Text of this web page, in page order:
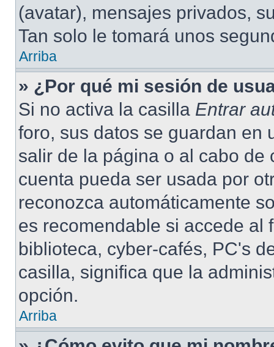
(avatar), mensajes privados,
Tan solo le tomará unos
Arriba
» ¿Por qué mi sesión de
Si no activa la casilla Entrar
foro, sus datos se guardan en
salir de la página o al cabo de
cuenta pueda ser usada por
reconozca automáticamente
es recomendable si accede al
biblioteca, cyber-cafés, PC's
casilla, significa que la
opción.
Arriba